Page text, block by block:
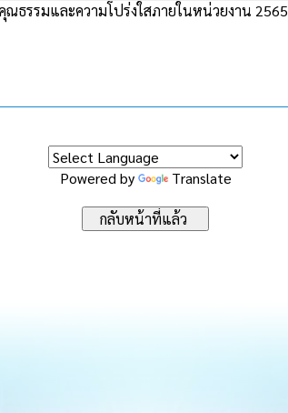
ณธรรมและความโปร่งใสภายในหน่วยงาน 2565
Powered by Translate